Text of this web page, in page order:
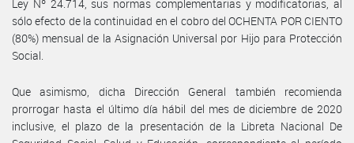
Ley Nº 24.714, sus normas complementarias y modificatorias, al
sólo efecto de la continuidad en el cobro del OCHENTA POR CIENTO
(80%) mensual de la Asignación Universal por Hijo para Protección
Social.
Que asimismo, dicha Dirección General también recomienda
prorrogar hasta el último día hábil del mes de diciembre de 2020
inclusive, el plazo de la presentación de la Libreta Nacional De